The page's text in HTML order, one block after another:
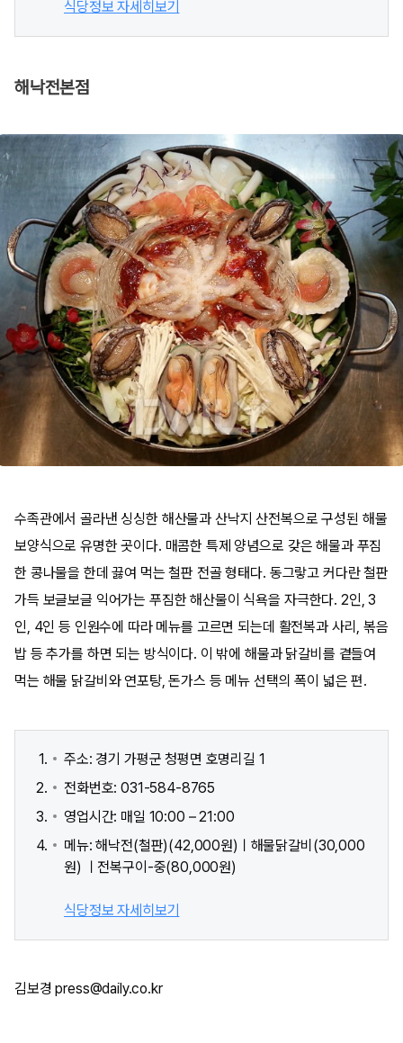
식당정보 자세히보기
해낙전본점
수족관에서 골라낸 싱싱한 해산물과 산낙지 산전복으로 구성된 해물
보양식으로 유명한 곳이다. 매콤한 특제 양념으로 갖은 해물과 푸짐
한 콩나물을 한데 끓여 먹는 철판 전골 형태다. 동그랗고 커다란 철판
가득 보글보글 익어가는 푸짐한 해산물이 식욕을 자극한다. 2인, 3
인, 4인 등 인원수에 따라 메뉴를 고르면 되는데 활전복과 사리, 볶음
밥 등 추가를 하면 되는 방식이다. 이 밖에 해물과 닭갈비를 곁들여
먹는 해물 닭갈비와 연포탕, 돈가스 등 메뉴 선택의 폭이 넓은 편.
주소: 경기 가평군 청평면 호명리길 1
전화번호: 031-584-8765
영업시간: 매일 10:00 – 21:00
메뉴: 해낙전(철판)(42,000원)ㅣ해물닭갈비(30,000
원) ㅣ전복구이-중(80,000원)
식당정보 자세히보기
김보경 press@daily.co.kr